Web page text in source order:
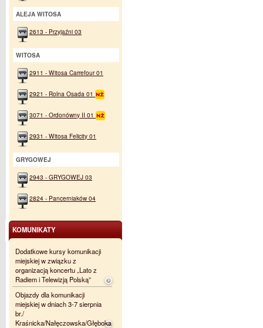
ALEJA WITOSA
2613 - Przyjaźni 03
WITOSA
2911 - Witosa Carrefour 01
2921 - Rolna Osada 01
3071 - Ordonówny II 01
2931 - Witosa Felicity 01
GRYGOWEJ
2943 - GRYGOWEJ 03
2824 - Pancerniaków 04
KOMUNIKATY
Dodatkowe kursy komunikacji
miejskiej w związku z
organizacją koncertu „Lato z
Radiem i Telewizją Polską”
Objazdy dla komunikacji
miejskiej w dniach 3-7 sierpnia
br./
Kraśnicka/Nałęczowska/Głęboka